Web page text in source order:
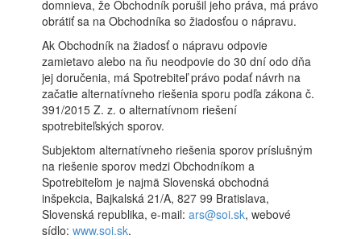
domnieva, že Obchodník porušil jeho práva, má právo
obrátiť sa na Obchodníka so žiadosťou o nápravu.
Ak Obchodník na žiadosť o nápravu odpovie
zamietavo alebo na ňu neodpovie do 30 dní odo dňa
jej doručenia, má Spotrebiteľ právo podať návrh na
začatie alternatívneho riešenia sporu podľa zákona č.
391/2015 Z. z. o alternatívnom riešení
spotrebiteľských sporov.
Subjektom alternatívneho riešenia sporov príslušným
na riešenie sporov medzi Obchodníkom a
Spotrebiteľom je najmä Slovenská obchodná
inšpekcia, Bajkalská 21/A, 827 99 Bratislava,
Slovenská republika, e-mail:ars@soi.sk, webové
sídlo:www.soi.sk.